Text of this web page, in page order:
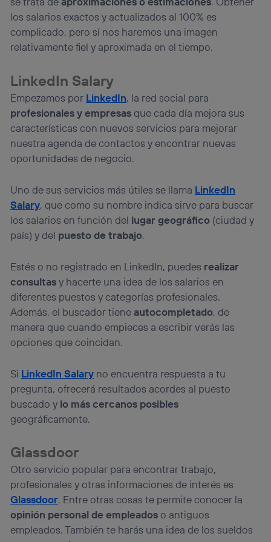
los salarios exactos y actualizados al 100% es
complicado, pero sí nos haremos una imagen
relativamente fiel y aproximada en el tiempo.
LinkedIn Salary
Empezamos por LinkedIn, la red social para
profesionales y empresasque cada día mejora sus
características con nuevos servicios para mejorar
nuestra agenda de contactos y encontrar nuevas
oportunidades de negocio.
Uno de sus servicios más útiles se llama LinkedIn
Salary, que como su nombre indica sirve para buscar
los salarios en función del lugar geográfico (ciudad y
país) y del puesto de trabajo.
Estés o no registrado en LinkedIn, puedes realizar
consultasy hacerte una idea de los salarios en
diferentes puestos y categorías profesionales.
Además, el buscador tiene autocompletado, de
manera que cuando empieces a escribir verás las
opciones que coincidan.
Si LinkedIn Salary no encuentra respuesta a tu
pregunta, ofrecerá resultados acordes al puesto
buscado y lo más cercanos posibles
geográficamente.
Glassdoor
Otro servicio popular para encontrar trabajo,
profesionales y otras informaciones de interés es
Glassdoor. Entre otras cosas te permite conocer la
opinión personal de empleadoso antiguos
empleados. También te harás una idea de los sueldos